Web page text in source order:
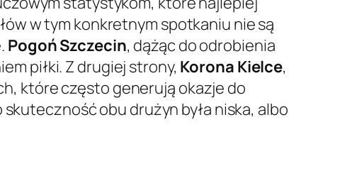
w tym konkretnym spotkaniu nie są
Pogoń Szczecin, dążąc do odrobienia
piłki. Z drugiej strony, Korona Kielce,
które często generują okazje do
obu drużyn była niska, albo